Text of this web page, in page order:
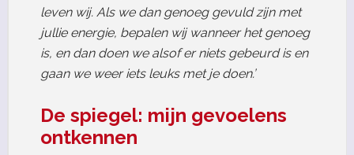
leven wij. Als we dan genoeg gevuld zijn met
jullie energie, bepalen wij wanneer het genoeg
is, en dan doen we alsof er niets gebeurd is en
gaan we weer iets leuks met je doen.’
De spiegel: mijn gevoelens
ontkennen